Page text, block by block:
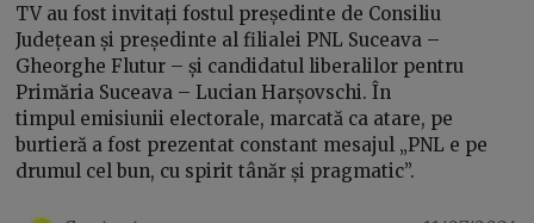
TV au fost invitați fostul președinte de Consiliu
Județean și președinte al filialei PNL Suceava –
Gheorghe Flutur – și candidatul liberalilor pentru
Primăria Suceava – Lucian Harșovschi. În
timpul emisiunii electorale, marcată ca atare, pe
burtieră a fost prezentat constant mesajul „PNL e pe
drumul cel bun, cu spirit tânăr și pragmatic”.